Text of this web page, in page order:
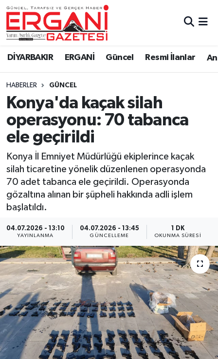
DİYARBAKIR ERGANİ Güncel Resmi İlanlar
HABERLER GÜNCEL
Konya'da kaçak silah
operasyonu: 70 tabanca
ele geçirildi
Konya İl Emniyet Müdürlüğü ekiplerince kaçak
silah ticaretine yönelik düzenlenen operasyonda
70 adet tabanca ele geçirildi. Operasyonda
gözaltına alınan bir şüpheli hakkında adli işlem
başlatıldı.
04.07.2026 - 13:10
YAYINLANMA
04.07.2026 - 13:45
GÜNCELLEME
1 DK
OKUNMA SÜRESI
DİYARBAKIR
BİSMİL
BAĞLAR
ERGANİ
Güncel
Eği̇ti̇m
Resmi İlanlar
Sağlık
Si̇yaset
Spor
Yaşam
Anali̇z
Bi̇li̇m & Teknoloji̇
Dünya
Eği̇ti̇m
Ergani Nöbetçi Eczaneler
Ergani Hava Durumu
Ergani Trafik Yoğunluk Haritası
Süper Lig Puan Durumu ve Fikstür
Tüm Manşetler
Son Dakika Haberleri
Haber Arşivi